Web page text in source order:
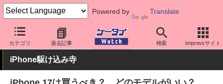
Powered by Translate
カテゴリ 過去記事 検索 Impressサイト
ケータイ Watch OS iPhone (iOS) iPhone本体
iPhone駆け込み寺